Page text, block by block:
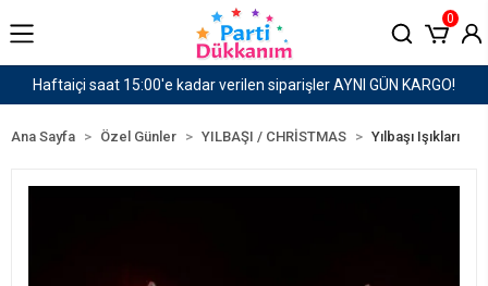
GÜN KARGO! 1500 TL ve Üzeri Kargo Ücretsiz!
0
Ana Sayfa Özel Günler YILBAŞI / CHRİSTMAS Yılbaşı Işıkları